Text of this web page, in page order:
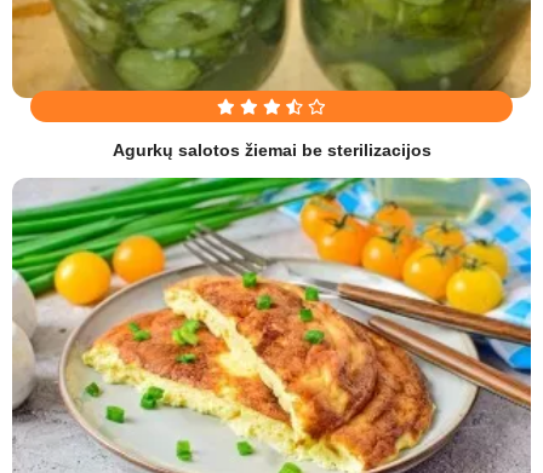
Agurkų salotos žiemai be sterilizacijos